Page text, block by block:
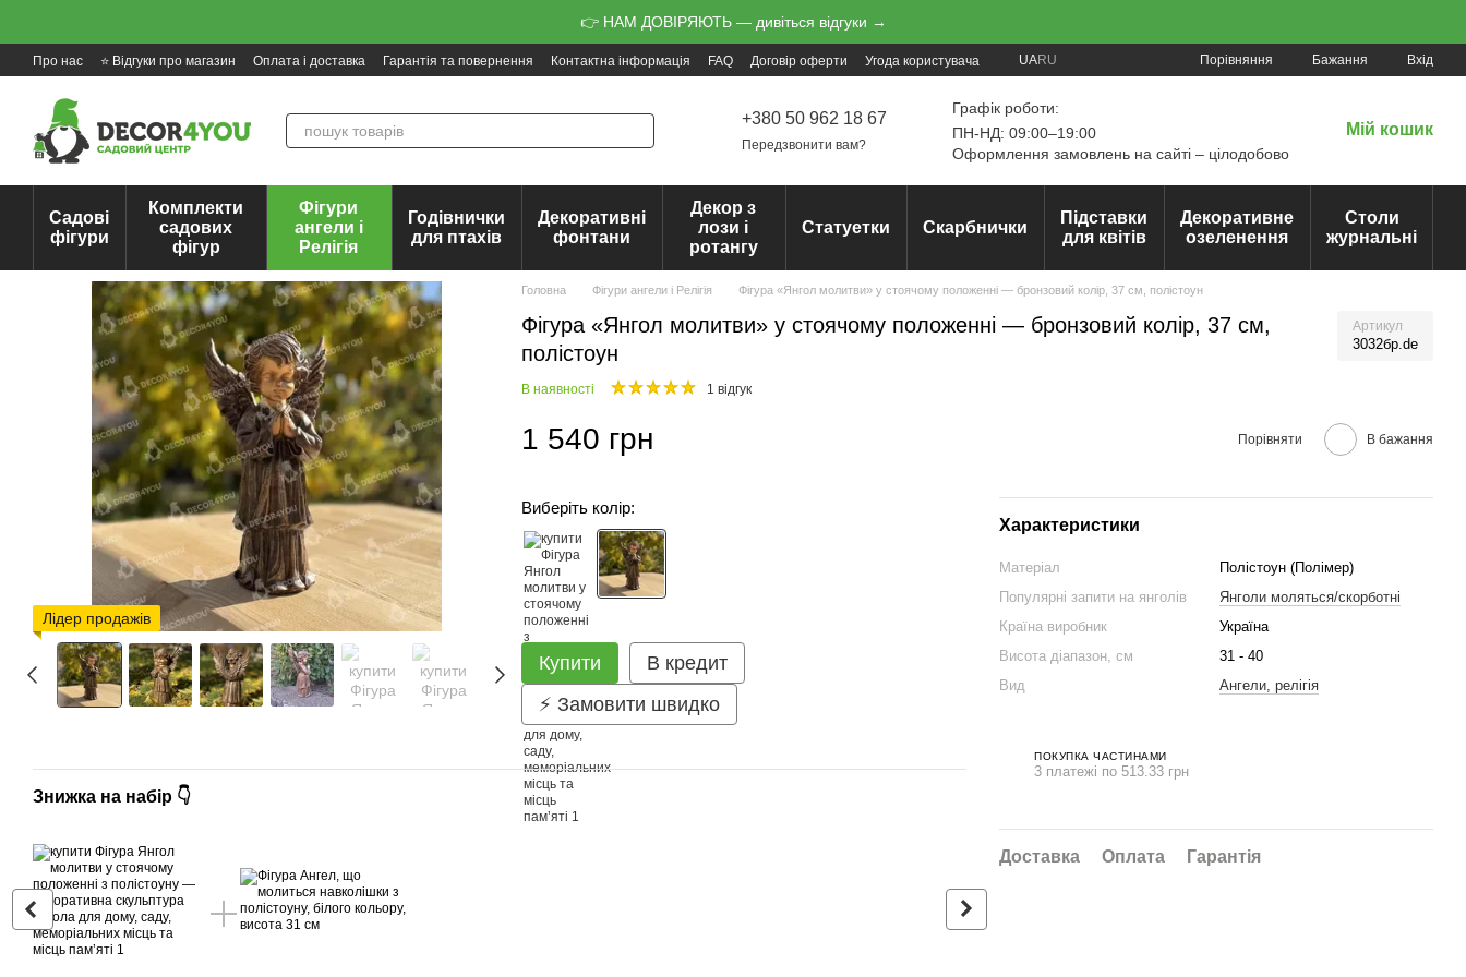
👉 НАМ ДОВІРЯЮТЬ — дивіться відгуки →
Про нас ⭐ Відгуки про магазин Оплата і доставка Гарантія та повернення Контактна інформація FAQ Договір оферти Угода користувача UARU Порівняння Бажання Вхід
+380 50 962 18 67
Передзвонити вам?
Графік роботи:
ПН-НД: 09:00–19:00
Оформлення замовлень на сайті – цілодобово
Мій кошик
Садові
фігури
Комплекти
садових
фігур
Фігури
ангели і
Релігія
Годівнички
для птахів
Декоративні
фонтани
Декор з
лози і
ротангу
Статуетки Скарбнички
Підставки
для квітів
Декоративне
озеленення
Столи
журнальні
Лідер продажів
Головна Фігури ангели і Релігія Фігура «Янгол молитви» у стоячому положенні — бронзовий колір, 37 см, полістоун
Фігура «Янгол молитви» у стоячому положенні — бронзовий колір, 37 см,
полістоун
Артикул
3032бр.de
В наявності 1 відгук
1 540 грн Порівняти В бажання
Виберіть колір:
Купити
В кредит
⚡ Замовити швидко
Характеристики
Матеріал
Полістоун (Полімер)
Популярні запити на янголів
Янголи моляться/скорботні
Країна виробник
Україна
Висота діапазон, см
31 - 40
Вид
Ангели, релігія
ПОКУПКА ЧАСТИНАМИ
3 платежі по 513.33 грн
Доставка Оплата Гарантія
Знижка на набір 👇